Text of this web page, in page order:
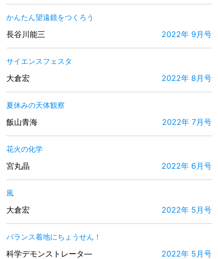
かんたん望遠鏡をつくろう
長谷川能三 2022年 9月号
サイエンスフェスタ
大倉宏 2022年 8月号
夏休みの天体観察
飯山青海 2022年 7月号
花火の化学
宮丸晶 2022年 6月号
風
大倉宏 2022年 5月号
バランス着地にちょうせん！
科学デモンストレータ― 2022年 5月号